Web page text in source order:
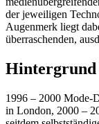
der jeweiligen
Augenmerk liegt
überraschenden,
Hintergrund
1996 – 2000 Mode-
in London, 2000 –